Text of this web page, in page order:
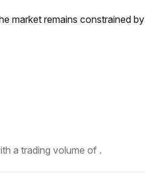
market remains constrained by
a trading volume of .